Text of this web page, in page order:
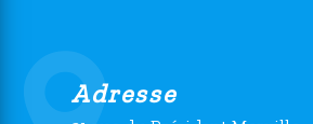
Adresse